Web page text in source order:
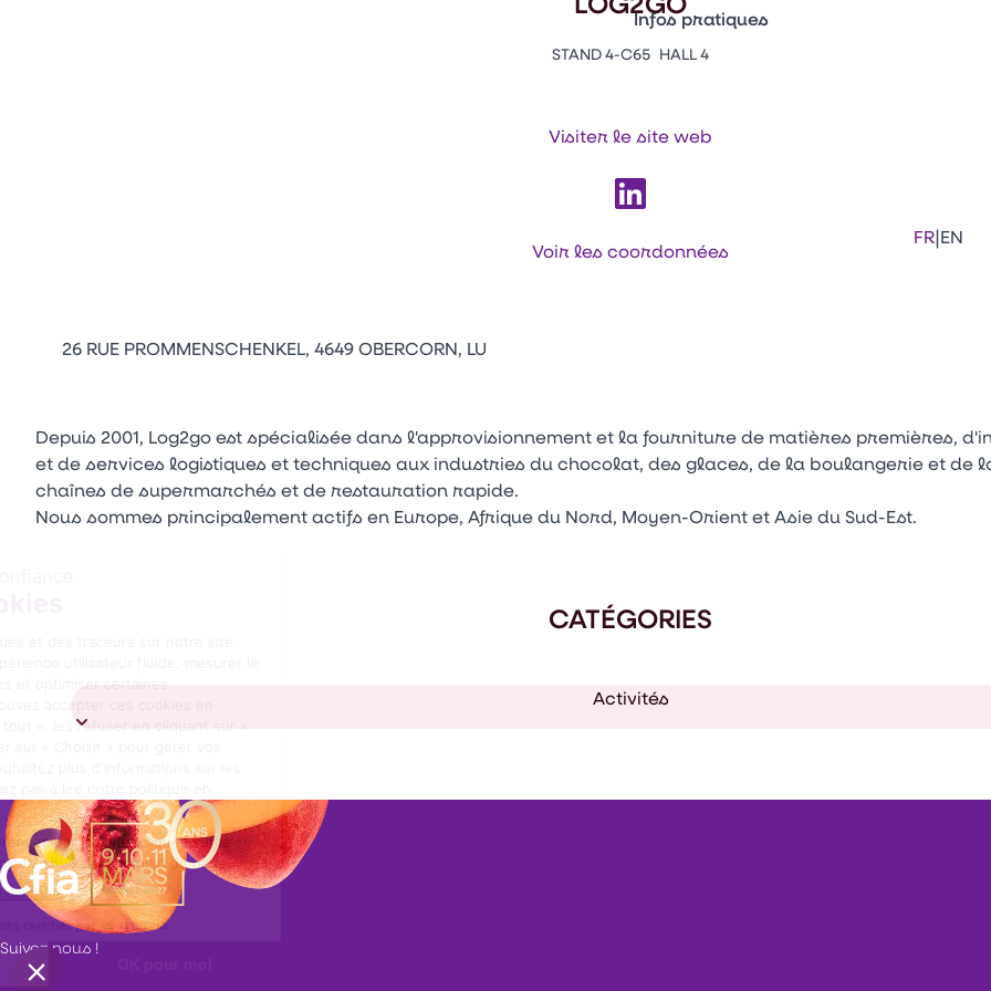
Infos pratiques
Contacts
Appuyez sur Entrée pour ouvrir le lien.
FR|EN
STAND 4-C65 HALL 4
Visiter le site web
Voir les coordonnées
26 RUE PROMMENSCHENKEL, 4649 OBERCORN, LU
Depuis 2001, Log2go est spécialisée dans l'approvisionnement et la fourniture de matières premières,
et de services logistiques et techniques aux industries du chocolat, des glaces, de la boulangerie et de
chaînes de supermarchés et de restauration rapide.
Nous sommes principalement actifs en Europe, Afrique du Nord, Moyen-Orient et Asie du Sud-Est.
CATÉGORIES
Activités
Suivez nous !